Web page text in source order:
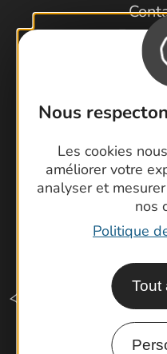
Nous
Les cookies
améliorer votre
analyser et
nos
Politique
Tout
Foire